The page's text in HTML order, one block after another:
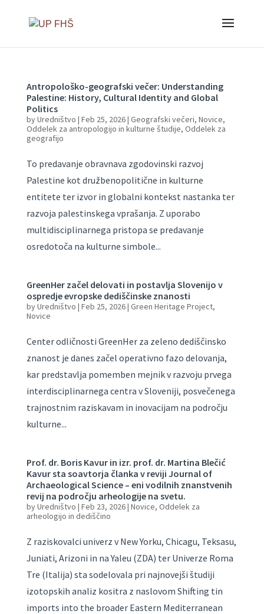
Antropološko-geografski večer: Understanding
Palestine: History, Cultural Identity and Global
Politics
byUredništvo | Feb 25, 2026| Geografski večeri, Novice,
Oddelek za antropologijo in kulturne študije, Oddelek za
geografijo
To predavanje obravnava zgodovinski razvoj
Palestine kot družbenopolitične in kulturne
entitete ter izvor in globalni kontekst nastanka ter
razvoja palestinskega vprašanja. Z uporabo
multidisciplinarnega pristopa se predavanje
osredotoča na kulturne simbole...
GreenHer začel delovati in postavlja Slovenijo v
ospredje evropske dediščinske znanosti
byUredništvo | Feb 25, 2026| Green Heritage Project,
Novice
Center odličnosti GreenHer za zeleno dediščinsko
znanost je danes začel operativno fazo delovanja,
kar predstavlja pomemben mejnik v razvoju prvega
interdisciplinarnega centra v Sloveniji, posvečenega
trajnostnim raziskavam in inovacijam na področju
kulturne...
Prof. dr. Boris Kavur in izr. prof. dr. Martina Blečić
Kavur sta soavtorja članka v reviji Journal of
Archaeological Science – eni vodilnih znanstvenih
revij na področju arheologije na svetu.
byUredništvo | Feb 23, 2026| Novice, Oddelek za
arheologijo in dediščino
Z raziskovalci univerz v New Yorku, Chicagu, Teksasu,
Juniati, Arizoni in na Yaleu (ZDA) ter Univerze Roma
Tre (Italija) sta sodelovala pri najnovejši študiji
izotopskih analiz kositra z naslovom Shifting tin
imports into the broader Eastern Mediterranean